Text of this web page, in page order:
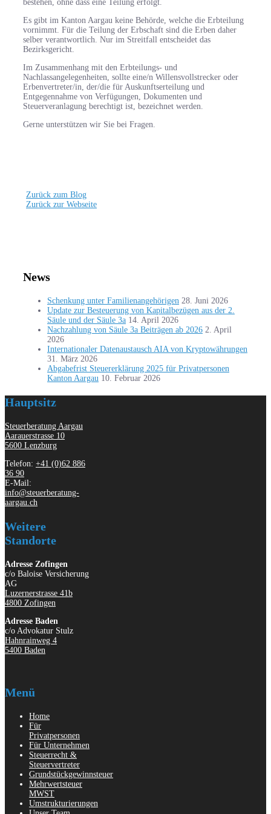
bestehen, ohne dass eine Teilung erfolgt.
Es gibt im Kanton Aargau keine Behörde, welche die Erbteilung
vornimmt. Für die Teilung der Erbschaft sind die Erben daher
selber verantwortlich. Nur im Streitfall entscheidet das
Bezirksgericht.
Im Zusammenhang mit den Erbteilungs- und
Nachlassangelegenheiten, sollte eine/n Willensvollstrecker oder
Erbenvertreter/in, der/die für Auskunftserteilung und
Entgegennahme von Verfügungen, Dokumenten und
Steuerveranlagung berechtigt ist, bezeichnet werden.
Gerne unterstützen wir Sie bei Fragen.
Zurück zum Blog
Zurück zur Webseite
News
Schenkung unter Familienangehörigen 28. Juni 2026
Update zur Besteuerung von Kapitalbezügen aus der 2.
Säule und der Säule 3a 14. April 2026
Nachzahlung von Säule 3a Beiträgen ab 2026 2. April
2026
Internationaler Datenaustausch AIA von Kryptowährungen
31. März 2026
Abgabefrist Steuererklärung 2025 für Privatpersonen
Kanton Aargau 10. Februar 2026
Hauptsitz
Steuerberatung Aargau
Aarauerstrasse 10
5600 Lenzburg
Telefon: +41 (0)62 886
36 90
E-Mail:
info@steuerberatung-
aargau.ch
Weitere
Standorte
Adresse Zofingen
c/o Baloise Versicherung
AG
Luzernerstrasse 41b
4800 Zofingen
Adresse Baden
c/o Advokatur Stulz
Hahnrainweg 4
5400 Baden
Menü
Home
Für
Privatpersonen
Für Unternehmen
Steuerrecht &
Steuervertreter
Grundstückgewinnsteuer
Mehrwertsteuer
MWST
Umstrukturierungen